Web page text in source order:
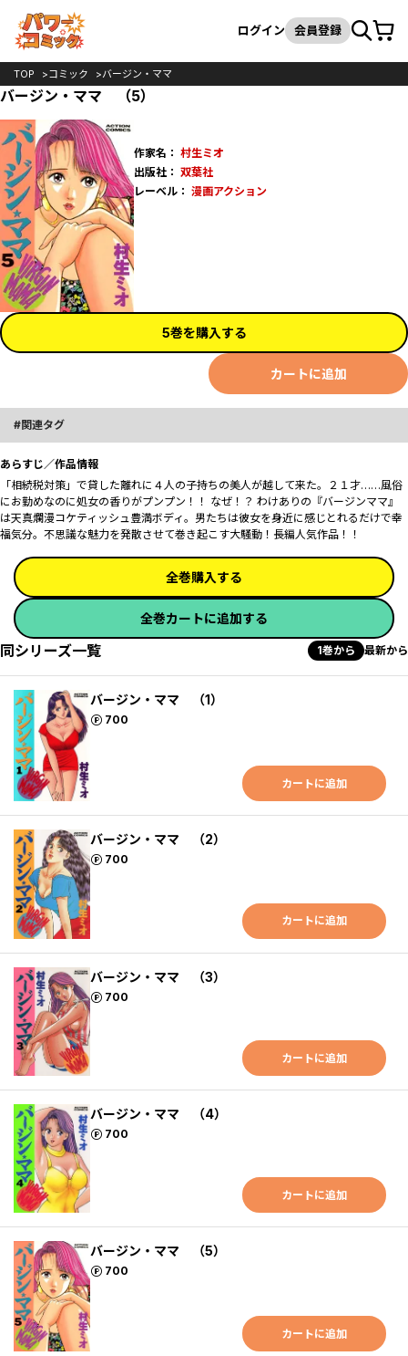
検索
ログイン 会員登録カート
TOP コミック バージン・ママ
バージン・ママ （5）
作家名： 村生ミオ
出版社： 双葉社
レーベル： 漫画アクション
5巻を購入する
カートに追加
関連タグ
あらすじ／作品情報
「相続税対策」で貸した離れに４人の子持ちの美人が越して来た。２１才……風俗
にお勤めなのに処女の香りがプンプン！！ なぜ！？ わけありの『バージンママ』
は天真爛漫コケティッシュ豊満ボディ。男たちは彼女を身近に感じとれるだけで幸
福気分。不思議な魅力を発散させて巻き起こす大騒動！長編人気作品！！
全巻購入する
全巻カートに追加する
同シリーズ一覧 1巻から 最新から
バージン・ママ （1）
700
ポイント
カートに追加
バージン・ママ （2）
700
ポイント
カートに追加
バージン・ママ （3）
700
ポイント
カートに追加
バージン・ママ （4）
700
ポイント
カートに追加
バージン・ママ （5）
700
ポイント
カートに追加